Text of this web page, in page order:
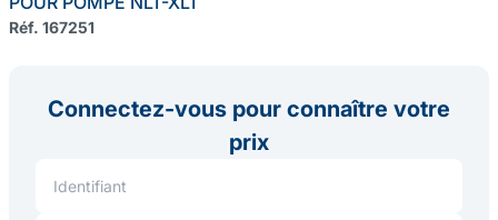
Réf. 167251
Connectez-vous pour connaître votre
prix